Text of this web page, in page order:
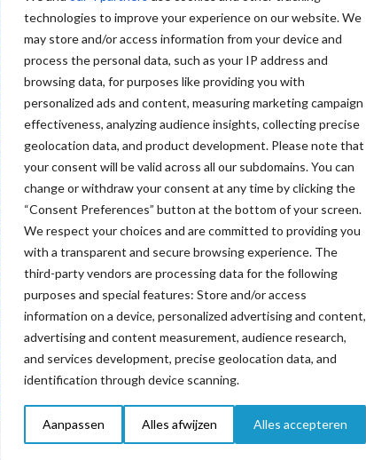
technologies to improve your experience on our website. We
may store and/or access information from your device and
process the personal data, such as your IP address and
browsing data, for purposes like providing you with
personalized ads and content, measuring marketing campaign
effectiveness, analyzing audience insights, collecting precise
geolocation data, and product development. Please note that
your consent will be valid across all our subdomains. You can
change or withdraw your consent at any time by clicking the
“Consent Preferences” button at the bottom of your screen.
We respect your choices and are committed to providing you
with a transparent and secure browsing experience. The
third-party vendors are processing data for the following
purposes and special features: Store and/or access
information on a device, personalized advertising and content,
advertising and content measurement, audience research,
and services development, precise geolocation data, and
identification through device scanning.
Aanpassen Alles afwijzen Alles accepteren